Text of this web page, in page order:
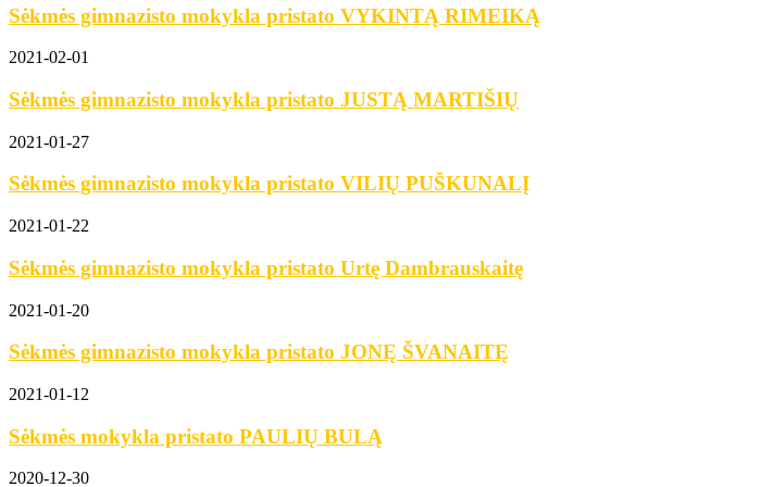
Sėkmės gimnazisto mokykla pristato VYKINTĄ RIMEIKĄ
2021-02-01
Sėkmės gimnazisto mokykla pristato JUSTĄ MARTIŠIŲ
2021-01-27
Sėkmės gimnazisto mokykla pristato VILIŲ PUŠKUNALĮ
2021-01-22
Sėkmės gimnazisto mokykla pristato Urtę Dambrauskaitę
2021-01-20
Sėkmės gimnazisto mokykla pristato JONĘ ŠVANAITĘ
2021-01-12
Sėkmės mokykla pristato PAULIŲ BULĄ
2020-12-30